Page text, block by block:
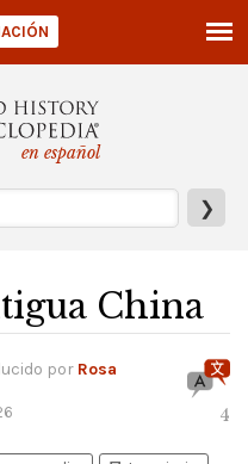
en español
❯
China
por Rosa
4